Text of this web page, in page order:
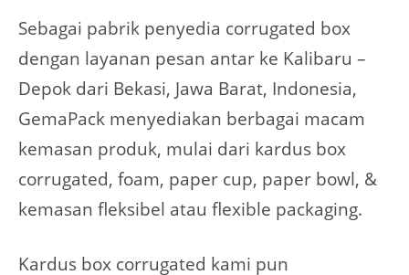
Sebagai pabrik penyedia corrugated box
dengan layanan pesan antar ke Kalibaru –
Depok dari Bekasi, Jawa Barat, Indonesia,
GemaPack menyediakan berbagai macam
kemasan produk, mulai dari kardus box
corrugated, foam, paper cup, paper bowl, &
kemasan fleksibel atau flexible packaging.
Kardus box corrugated kami pun